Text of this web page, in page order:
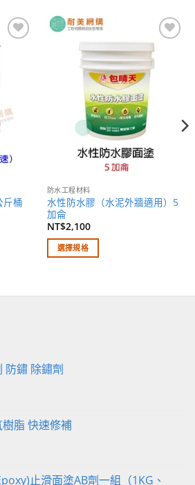
斤桶
防水工程材料
水性防水膠（水泥外牆適用）5
加侖
NT$2,100
選擇規格
品
式。
品
擇
防鏽 除鏽劑
脂 快速修補
止滑面塗AB劑一組（1KG、